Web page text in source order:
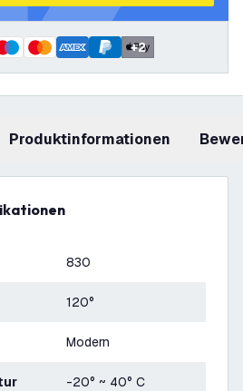
+2
Produktinformationen
830
120°
Modern
-20° ~ 40° C